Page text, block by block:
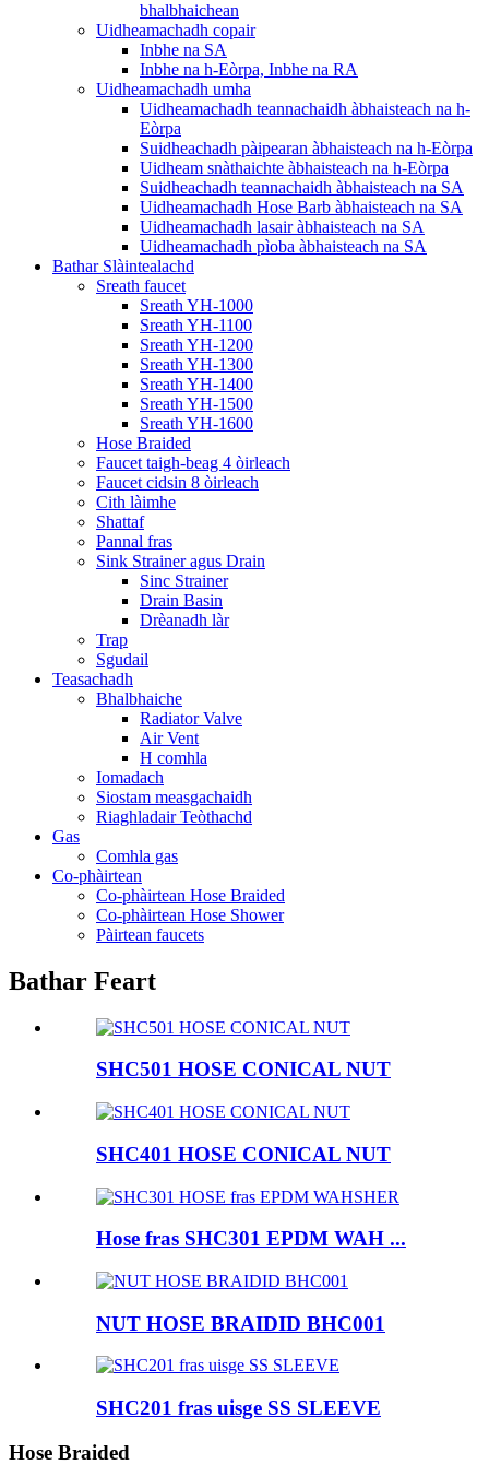
bhalbhaichean
Uidheamachadh copair
Inbhe na SA
Inbhe na h-Eòrpa, Inbhe na RA
Uidheamachadh umha
Uidheamachadh teannachaidh àbhaisteach na h-
Eòrpa
Suidheachadh pàipearan àbhaisteach na h-Eòrpa
Uidheam snàthaichte àbhaisteach na h-Eòrpa
Suidheachadh teannachaidh àbhaisteach na SA
Uidheamachadh Hose Barb àbhaisteach na SA
Uidheamachadh lasair àbhaisteach na SA
Uidheamachadh pìoba àbhaisteach na SA
Bathar Slàintealachd
Sreath faucet
Sreath YH-1000
Sreath YH-1100
Sreath YH-1200
Sreath YH-1300
Sreath YH-1400
Sreath YH-1500
Sreath YH-1600
Hose Braided
Faucet taigh-beag 4 òirleach
Faucet cidsin 8 òirleach
Cith làimhe
Shattaf
Pannal fras
Sink Strainer agus Drain
Sinc Strainer
Drain Basin
Drèanadh làr
Trap
Sgudail
Teasachadh
Bhalbhaiche
Radiator Valve
Air Vent
H comhla
Iomadach
Siostam measgachaidh
Riaghladair Teòthachd
Gas
Comhla gas
Co-phàirtean
Co-phàirtean Hose Braided
Co-phàirtean Hose Shower
Pàirtean faucets
Bathar Feart
SHC501 HOSE CONICAL NUT
SHC401 HOSE CONICAL NUT
Hose fras SHC301 EPDM WAH ...
NUT HOSE BRAIDID BHC001
SHC201 fras uisge SS SLEEVE
Hose Braided